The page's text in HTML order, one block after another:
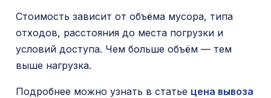
Стоимость зависит от объёма мусора, типа
отходов, расстояния до места погрузки и
условий доступа. Чем больше объём — тем
выше нагрузка.
Подробнее можно узнать в статье цена вывоза